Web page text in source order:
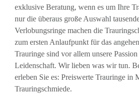
exklusive Beratung, wenn es um Ihre
nur die überaus große Auswahl
Verlobungsringe machen die
zum ersten Anlaufpunkt für das
Trauringe sind vor allem unsere
Leidenschaft. Wir lieben was wir tun.
erleben Sie es: Preiswerte Trauringe in
Trauringschmiede.